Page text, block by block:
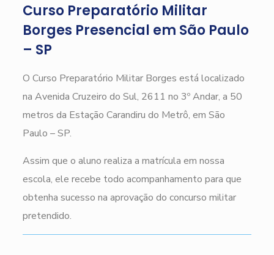
Curso Preparatório Militar
Borges Presencial em São Paulo
– SP
O Curso Preparatório Militar Borges está localizado
na Avenida Cruzeiro do Sul, 2611 no 3º Andar, a 50
metros da Estação Carandiru do Metrô, em São
Paulo – SP.
Assim que o aluno realiza a matrícula em nossa
escola, ele recebe todo acompanhamento para que
obtenha sucesso na aprovação do concurso militar
pretendido.